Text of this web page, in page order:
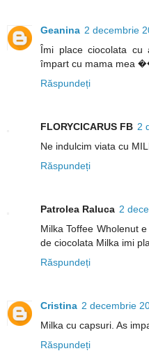
Geanina 2 decembrie
Îmi place ciocolata
împart cu mama
Răspundeți
FLORYCICARUS FB 2
Ne indulcim viata cu
Răspundeți
Patrolea Raluca 2
Milka Toffee Wholenut
de ciocolata Milka imi
Răspundeți
Cristina 2 decembrie
Milka cu capsuri. As
Răspundeți